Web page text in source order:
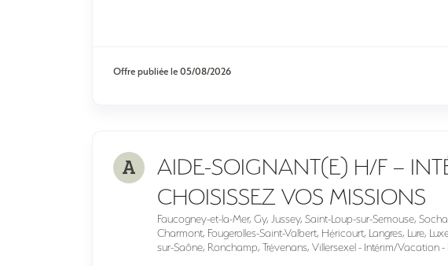
Offre publiée le05/08/2026
A
AIDE-SOIGNANT(E) H/F –
CHOISISSEZ VOS MISSIONS
Faucogney-et-la-Mer, Gy, Jussey, Saint-Loup-sur-Semouse,
Charmont, Fougerolles-Saint-Valbert, Héricourt, Langres, Lure,
sur-Saône, Ronchamp, Trévenans, Villersexel - Intérim/Vacation